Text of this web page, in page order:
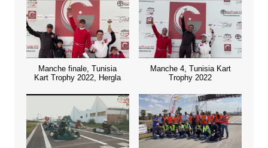
Manche finale, Tunisia
Kart Trophy 2022, Hergla
Manche 4, Tunisia Kart
Trophy 2022